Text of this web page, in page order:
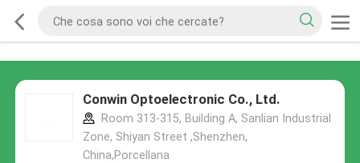
Conwin Optoelectronic Co., Ltd.
Room 313-315, Building A, Sanlian Industrial
Zone, Shiyan Street ,Shenzhen,
China,Porcellana